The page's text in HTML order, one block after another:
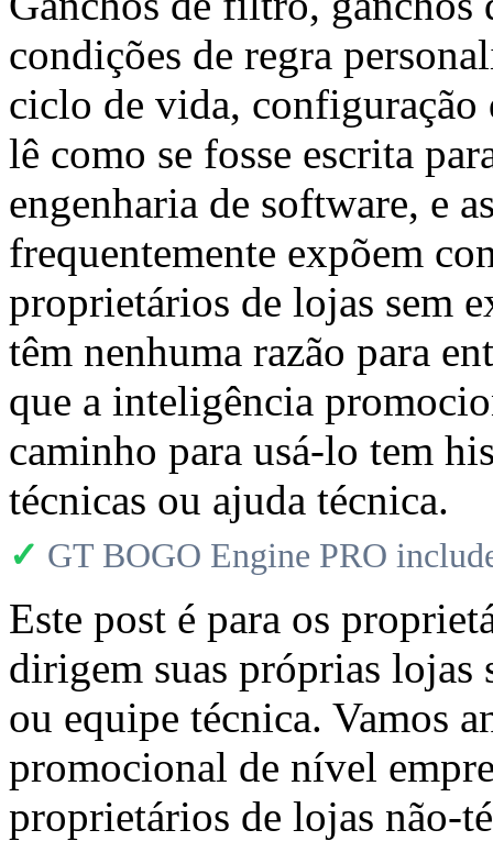
condições de regra
ciclo de vida,
lê como se fosse escrita
engenharia de software, e
frequentemente expõem
proprietários de lojas sem
têm nenhuma razão para
que a inteligência
caminho para usá-lo tem
técnicas ou ajuda técnica.
✓ GT BOGO Engine PRO
Este post é para os
dirigem suas próprias lojas
ou equipe técnica. Vamos
promocional de nível
proprietários de lojas não-